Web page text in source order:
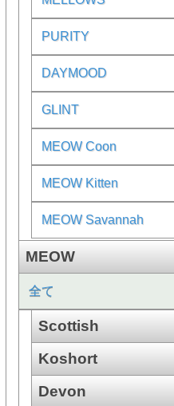
PURITY
DAYMOOD
GLINT
MEOW Coon
MEOW Kitten
MEOW Savannah
MEOW
全て
Scottish
Koshort
Devon